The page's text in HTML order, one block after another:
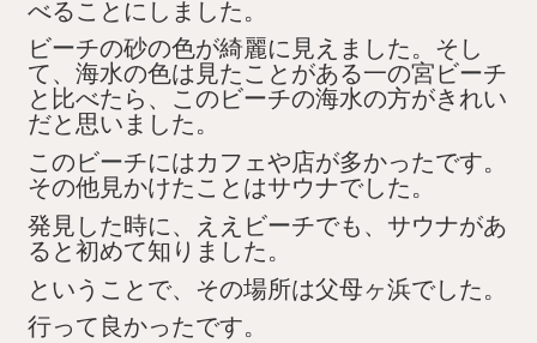
べることにしました。
ビーチの砂の色が綺麗に見えました。そし
て、海水の色は見たことがある一の宮ビーチ
と比べたら、このビーチの海水の方がきれい
だと思いました。
このビーチにはカフェや店が多かったです。
その他見かけたことはサウナでした。
発見した時に、ええビーチでも、サウナがあ
ると初めて知りました。
ということで、その場所は父母ヶ浜でした。
行って良かったです。